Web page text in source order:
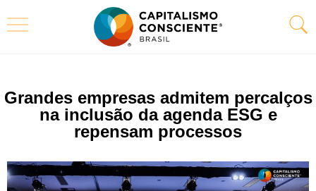
Grandes empresas admitem percalços
na inclusão da agenda ESG e
repensam processos